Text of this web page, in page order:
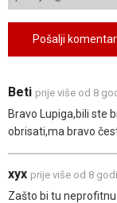
Pošalji
Beti prije više od 8
Bravo Lupiga,bili ste
obrisati,ma bravo
xyx prije više od 8
Zašto bi tu